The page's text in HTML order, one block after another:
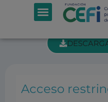
SECCIÓN
Acceso